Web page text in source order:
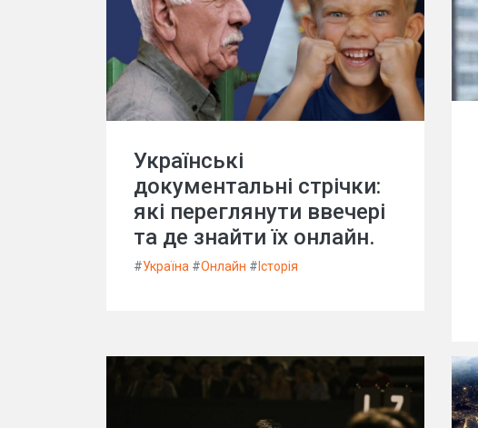
Українські
документальні стрічки:
які переглянути ввечері
та де знайти їх онлайн.
#Україна #Онлайн # Історія